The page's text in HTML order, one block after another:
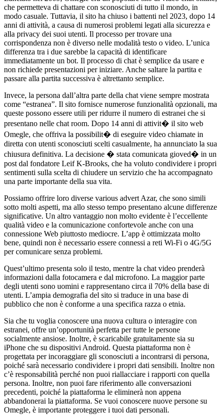
che permetteva di chattare con sconosciuti di tutto il mondo, in
modo casuale. Tuttavia, il sito ha chiuso i battenti nel 2023, dopo 14
anni di attività, a causa di numerosi problemi legati alla sicurezza e
alla privacy dei suoi utenti. Il processo per trovare una
corrispondenza non è diverso nelle modalità testo o video. L’unica
differenza tra i due sarebbe la capacità di identificare
immediatamente un bot. Il processo di chat è semplice da usare e
non richiede presentazioni per iniziare. Anche saltare la partita e
passare alla partita successiva è altrettanto semplice.
Invece, la persona dall’altra parte della chat viene sempre mostrata
come “estranea”. Il sito fornisce numerose funzionalità opzionali, ma
queste possono essere utili per ridurre il numero di estranei che si
presentano nelle chat room. Dopo 14 anni di attivit� il sito web
Omegle, che offriva la possibilit� di eseguire video chiamate in
diretta con utenti sconosciuti scelti casualmente, ha annunciato la sua
chiusura definitiva. La decisione � stata comunicata gioved� in un
post dal fondatore Leif K-Brooks, che ha voluto condividere i propri
sentimenti sulla scelta di chiudere un servizio che ha accompagnato
una parte importante della sua vita.
Possiamo offrire loro diverse various advert Azar, che sono simili
sotto molti aspetti, ma allo stesso tempo presentano alcune differenze
significative. Un altro vantaggio non molto evidente è l’eccellente
qualità video e la comunicazione confortevole anche con una
connessione Web piuttosto mediocre. L’app è ottimizzata molto
bene, quindi non è necessario essere connessi a reti Wi-Fi o 4G/5G
per comunicare senza problemi.
Quest’ultimo presenta solo il testo, mentre la chat video prenderà
informazioni dalla fotocamera e dal microfono. La maggior parte
degli utenti sono uomini e rappresentano circa il 70% della base di
utenti. L’ampia demografia del sito si traduce in una base di
pubblico che non è conforme a una specifica razza o etnia.
Sia che tu voglia conoscere una nuova cultura o interagire con
estranei, offre un’opportunità perfetta per tutte le persone
socialmente ansiose. Inoltre, è scaricabile gratuitamente sia su
iPhone che su dispositivi Android. Questa piattaforma non è
progettata per incoraggiare gli sconosciuti a incontrarsi di persona,
poiché sarà necessario condividere i propri dati sensibili. Inoltre non
c’è responsabilità perché non puoi riallacciare i rapporti con quella
persona. Inoltre, non puoi fare riferimento alle conversazioni
precedenti, poiché la piattaforma le eliminerà non appena
abbandonerai la piattaforma. Se vuoi conoscere nuove persone su
Omegle, è importante proteggere i tuoi dati personali.